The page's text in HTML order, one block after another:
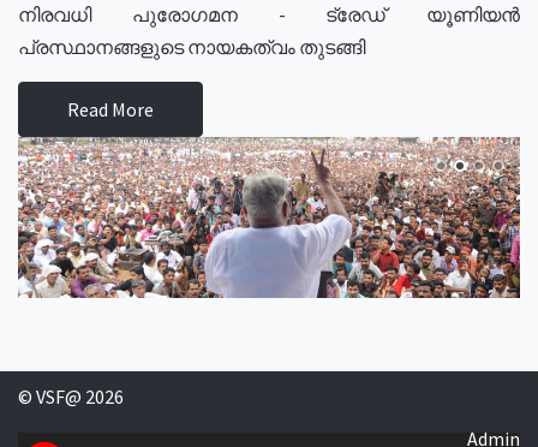
നിരവധി പുരോഗമന - ട്രേഡ് യൂണിയൻ
പ്രസ്ഥാനങ്ങളുടെ നായകത്വം തുടങ്ങി
Read More
© VSF@ 2026
Admin